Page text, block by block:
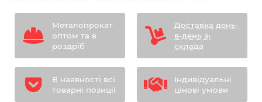
Металопрокат
оптом та в
роздріб
Доставка день-
в-день зі
склада
В наявності всі
товарні позиції
Індивідуальні
цінові умови